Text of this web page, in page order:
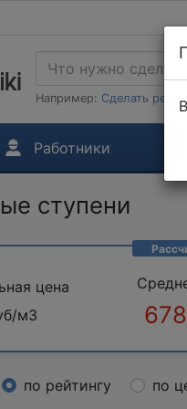
Например: Сделать
Работники
ступени
цена
м3
по рейтингу по